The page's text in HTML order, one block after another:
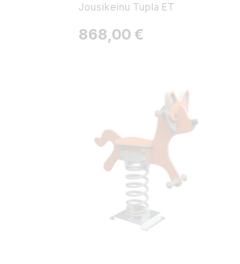
Jousikeinu Tupla ET
Hinta
868,00 €